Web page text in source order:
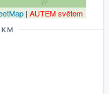
| AUTEM světem
KM